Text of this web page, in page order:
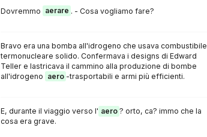
Dovremmo aerare . - Cosa vogliamo fare?
Bravo era una bomba all'idrogeno che usava combustibile
termonucleare solido. Confermava i designs di Edward
Teller e lastricava il cammino alla produzione di bombe
all'idrogeno aero -trasportabili e armi più efficienti.
E, durante il viaggio verso l' aero ? orto, ca? immo che la
cosa era grave.